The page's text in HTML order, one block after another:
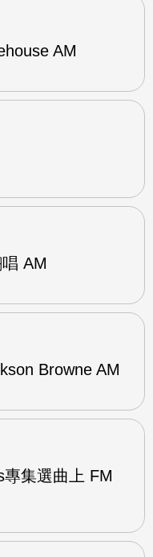
AM
AM
Browne AM
集選曲上 FM